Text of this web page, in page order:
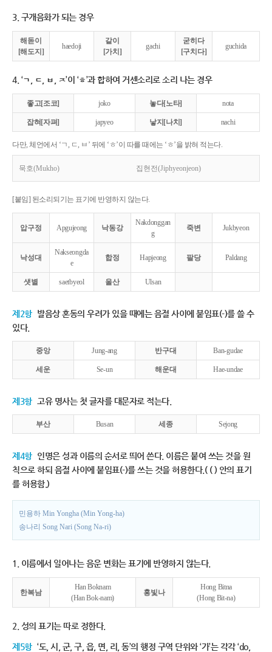
3. 구개음화가 되는 경우
해돋이
[해도지]
haedoji
같이
[가치]
gachi
굳히다
[구치다]
guchida
4. ‘ㄱ, ㄷ, ㅂ, ㅈ’이 ‘ㅎ’과 합하여 거센소리로 소리 나는 경우
좋고[조코] joko 놓다[노타] nota
잡혀[자펴] japyeo 낳지[나치] nachi
다만, 체언에서 ‘ㄱ, ㄷ, ㅂ’ 뒤에 ‘ㅎ’이 따를 때에는 ‘ㅎ’을 밝혀 적는다.
묵호(Mukho) 집현전(Jiphyeonjeon)
[붙임] 된소리되기는 표기에 반영하지 않는다.
압구정 Apgujeong 낙동강
Nakdonggan
g
죽변 Jukbyeon
낙성대
Nakseongda
e
합정 Hapjeong 팔당 Paldang
샛별 saetbyeol 울산 Ulsan
제2항 발음상 혼동의 우려가 있을 때에는 음절 사이에 붙임표(-)를 쓸 수
있다.
중앙 Jung-ang 반구대 Ban-gudae
세운 Se-un 해운대 Hae-undae
제3항 고유 명사는 첫 글자를 대문자로 적는다.
부산 Busan 세종 Sejong
제4항 인명은 성과 이름의 순서로 띄어 쓴다. 이름은 붙여 쓰는 것을 원
칙으로 하되 음절 사이에 붙임표(-)를 쓰는 것을 허용한다.( ( ) 안의 표기
를 허용함.)
민용하 Min Yongha (Min Yong-ha)
송나리 Song Nari (Song Na-ri)
1. 이름에서 일어나는 음운 변화는 표기에 반영하지 않는다.
한복남
Han Boknam
(Han Bok-nam)
홍빛나
Hong Bitna
(Hong Bit-na)
2. 성의 표기는 따로 정한다.
제5항 ‘도, 시, 군, 구, 읍, 면, 리, 동’의 행정 구역 단위와 ‘가’는 각각 ‘do,